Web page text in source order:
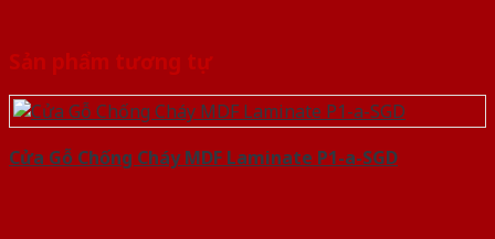
Sản phẩm tương tự
Cửa Gỗ Chống Cháy MDF Laminate P1-a-SGD